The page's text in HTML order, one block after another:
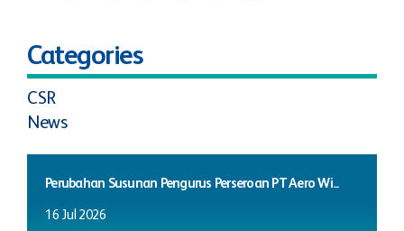
Categories
CSR
News
Perubahan Susunan Pengurus Perseroan PT Aero Wi...
16 Jul 2026